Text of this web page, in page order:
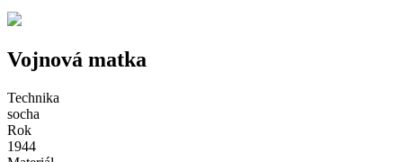
Vojnová matka
Technika
socha
Rok
1944